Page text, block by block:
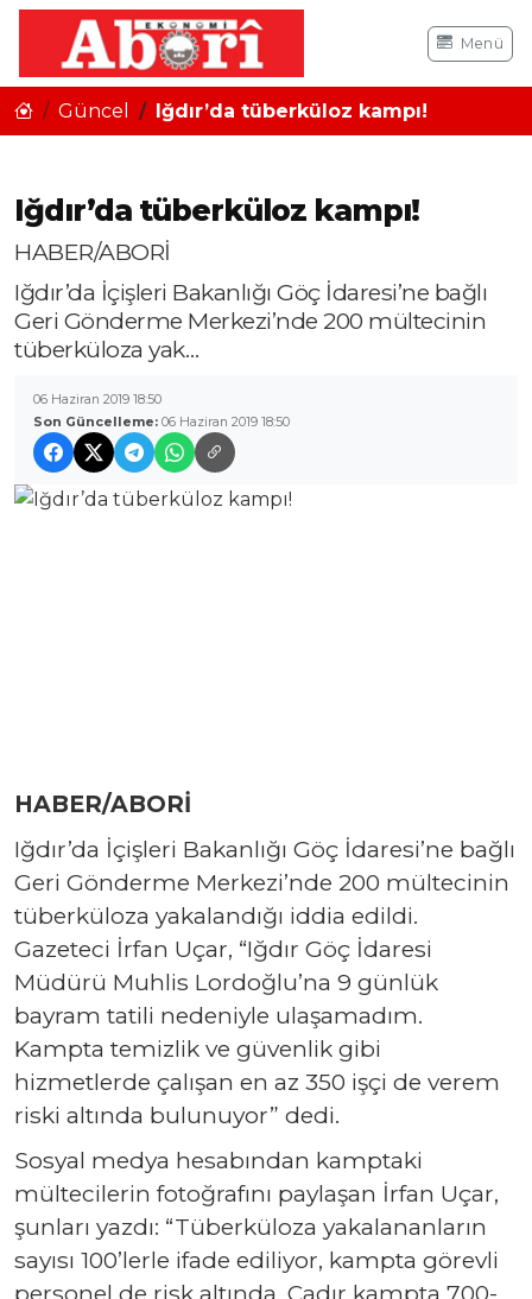
Menü
Güncel Iğdır’da tüberküloz kampı!
Iğdır’da tüberküloz kampı!
HABER/ABORİ
Iğdır’da İçişleri Bakanlığı Göç İdaresi’ne bağlı
Geri Gönderme Merkezi’nde 200 mültecinin
tüberküloza yak…
06 Haziran 2019 18:50
Son Güncelleme: 06 Haziran 2019 18:50
HABER/ABORİ
Iğdır’da İçişleri Bakanlığı Göç İdaresi’ne bağlı
Geri Gönderme Merkezi’nde 200 mültecinin
tüberküloza yakalandığı iddia edildi.
Gazeteci İrfan Uçar, “Iğdır Göç İdaresi
Müdürü Muhlis Lordoğlu’na 9 günlük
bayram tatili nedeniyle ulaşamadım.
Kampta temizlik ve güvenlik gibi
hizmetlerde çalışan en az 350 işçi de verem
riski altında bulunuyor” dedi.
Sosyal medya hesabından kamptaki
mültecilerin fotoğrafını paylaşan İrfan Uçar,
şunları yazdı: “Tüberküloza yakalananların
sayısı 100’lerle ifade ediliyor, kampta görevli
personel de risk altında. Çadır kampta 700-